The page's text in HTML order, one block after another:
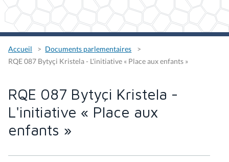
Accueil
Documents parlementaires
RQE 087 Bytyçi Kristela - L'initiative « Place aux enfants »
RQE 087 Bytyçi Kristela -
L'initiative « Place aux
enfants »